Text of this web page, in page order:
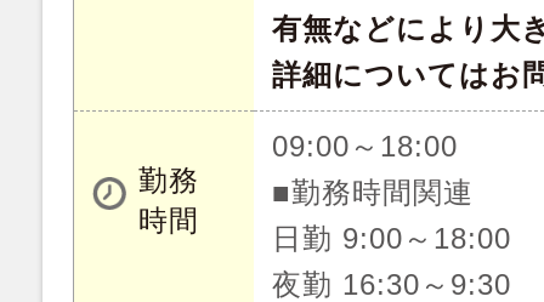
有無などにより大
詳細についてはお
勤務
時間
09:00～18:00
■勤務時間関連
日勤 9:00～18:00
夜勤 16:30～9:30